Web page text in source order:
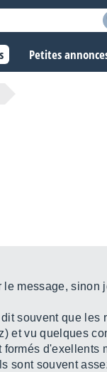
Petites
message, sinon
souvent que
et vu quelques
sont souvent